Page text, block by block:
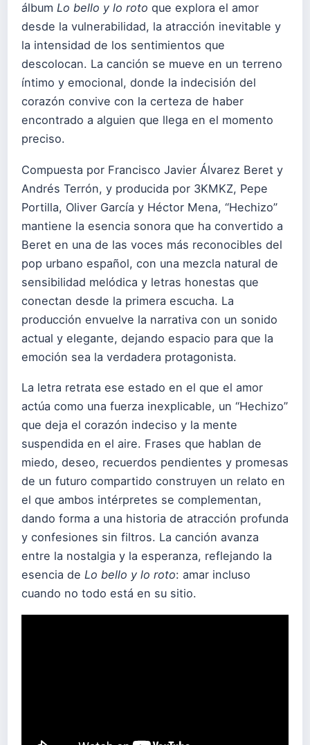
álbum Lo bello y lo roto que explora el amor
desde la vulnerabilidad, la atracción inevitable y
la intensidad de los sentimientos que
descolocan. La canción se mueve en un terreno
íntimo y emocional, donde la indecisión del
corazón convive con la certeza de haber
encontrado a alguien que llega en el momento
preciso.
Compuesta por Francisco Javier Álvarez Beret y
Andrés Terrón, y producida por 3KMKZ, Pepe
Portilla, Oliver García y Héctor Mena, “Hechizo”
mantiene la esencia sonora que ha convertido a
Beret en una de las voces más reconocibles del
pop urbano español, con una mezcla natural de
sensibilidad melódica y letras honestas que
conectan desde la primera escucha. La
producción envuelve la narrativa con un sonido
actual y elegante, dejando espacio para que la
emoción sea la verdadera protagonista.
La letra retrata ese estado en el que el amor
actúa como una fuerza inexplicable, un “Hechizo”
que deja el corazón indeciso y la mente
suspendida en el aire. Frases que hablan de
miedo, deseo, recuerdos pendientes y promesas
de un futuro compartido construyen un relato en
el que ambos intérpretes se complementan,
dando forma a una historia de atracción profunda
y confesiones sin filtros. La canción avanza
entre la nostalgia y la esperanza, reflejando la
esencia de Lo bello y lo roto: amar incluso
cuando no todo está en su sitio.